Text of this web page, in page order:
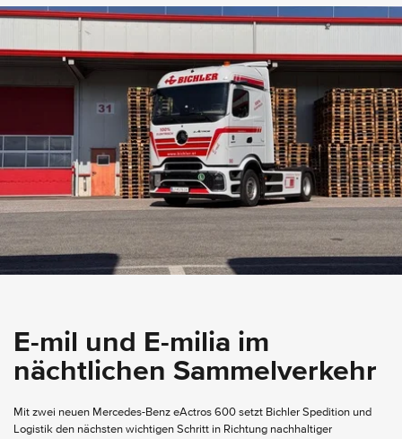
E-mil und E-milia im
nächtlichen Sammelverkehr
Mit zwei neuen Mercedes-Benz eActros 600 setzt Bichler Spedition und
Logistik den nächsten wichtigen Schritt in Richtung nachhaltiger